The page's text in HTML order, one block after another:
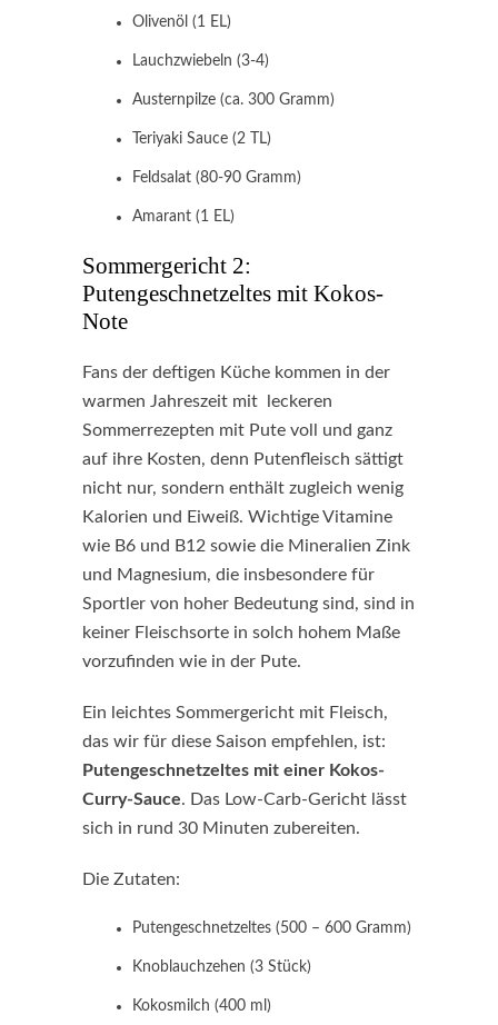
Olivenöl (1 EL)
Lauchzwiebeln (3-4)
Austernpilze (ca. 300 Gramm)
Teriyaki Sauce (2 TL)
Feldsalat (80-90 Gramm)
Amarant (1 EL)
Sommergericht 2:
Putengeschnetzeltes mit Kokos-
Note
Fans der deftigen Küche kommen in der
warmen Jahreszeit mit leckeren
Sommerrezepten mit Pute voll und ganz
auf ihre Kosten, denn Putenfleisch sättigt
nicht nur, sondern enthält zugleich wenig
Kalorien und Eiweiß. Wichtige Vitamine
wie B6 und B12 sowie die Mineralien Zink
und Magnesium, die insbesondere für
Sportler von hoher Bedeutung sind, sind in
keiner Fleischsorte in solch hohem Maße
vorzufinden wie in der Pute.
Ein leichtes Sommergericht mit Fleisch,
das wir für diese Saison empfehlen, ist:
Putengeschnetzeltes mit einer Kokos-
Curry-Sauce. Das Low-Carb-Gericht lässt
sich in rund 30 Minuten zubereiten.
Die Zutaten:
Putengeschnetzeltes (500 – 600 Gramm)
Knoblauchzehen (3 Stück)
Kokosmilch (400 ml)